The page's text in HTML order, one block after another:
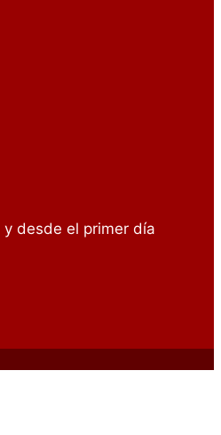
desde el primer día